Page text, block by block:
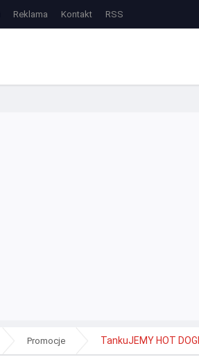
Reklama Kontakt RSS
Promocje TankuJEMY HOT DOGI